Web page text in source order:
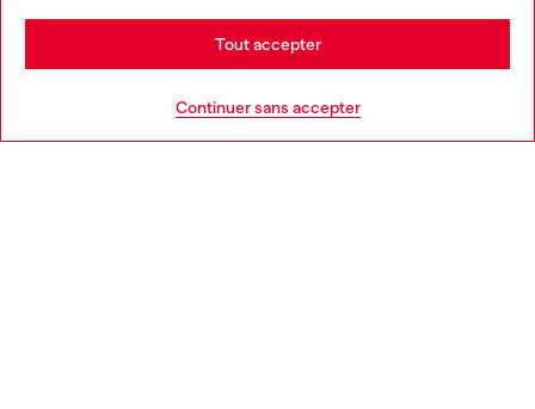
Continuer sans accepter
Tout accepter